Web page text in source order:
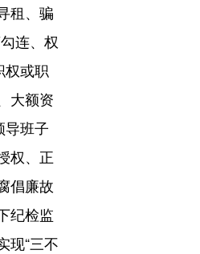
租、骗
连、权
权或职
大额资
导班子
权、正
倡廉故
纪检监
现“三不